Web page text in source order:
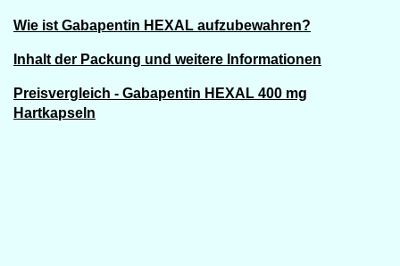
Wie ist Gabapentin HEXAL aufzubewahren?
Inhalt der Packung und weitere Informationen
Preisvergleich - Gabapentin HEXAL 400 mg
Hartkapseln